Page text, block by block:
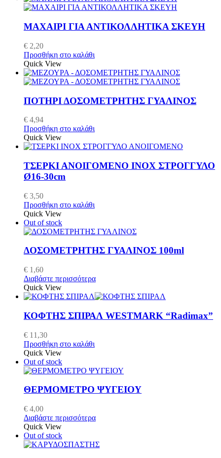
ΜΑΧΑΙΡΙ ΓΙΑ ΑΝΤΙΚΟΛΛΗΤΙΚΑ ΣΚΕΥΗ
€ 2,20
Προσθήκη στο καλάθι
Quick View
ΠΟΤΗΡΙ ΔΟΣΟΜΕΤΡΗΤΗΣ ΓΥΑΛΙΝΟΣ
€ 4,94
Προσθήκη στο καλάθι
Quick View
ΤΣΕΡΚΙ ΑΝΟΙΓΟΜΕΝΟ INOX ΣΤΡΟΓΓΥΛΟ
Ø16-30cm
€ 3,50
Προσθήκη στο καλάθι
Quick View
Out of stock
ΔΟΣΟΜΕΤΡΗΤΗΣ ΓΥΑΛΙΝΟΣ 100ml
€ 1,60
Διαβάστε περισσότερα
Quick View
ΚΟΦΤΗΣ ΣΠΙΡΑΛ WESTMARK “Radimax”
€ 11,30
Προσθήκη στο καλάθι
Quick View
Out of stock
ΘΕΡΜΟΜΕΤΡΟ ΨΥΓΕΙΟΥ
€ 4,00
Διαβάστε περισσότερα
Quick View
Out of stock